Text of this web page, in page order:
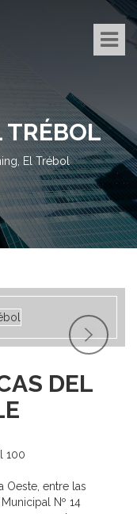
TRÉBOL
El Trébol
DEL
100
Oeste, entre las
Nº 14